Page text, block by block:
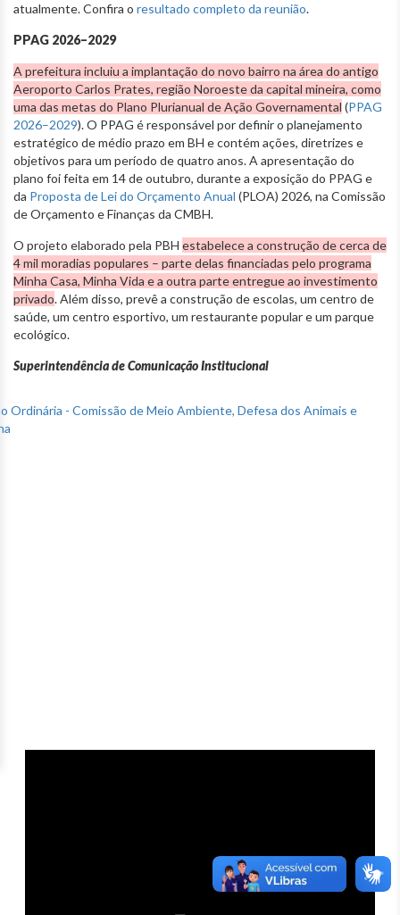
atualmente. Confira o resultado completo da reunião.
PPAG 2026–2029
A prefeitura incluiu a implantação do novo bairro na área do antigo
Aeroporto Carlos Prates, região Noroeste da capital mineira, como
uma das metas do Plano Plurianual de Ação Governamental (PPAG
2026–2029). O PPAG é responsável por definir o planejamento
estratégico de médio prazo em BH e contém ações, diretrizes e
objetivos para um período de quatro anos. A apresentação do
plano foi feita em 14 de outubro, durante a exposição do PPAG e
da Proposta de Lei do Orçamento Anual (PLOA) 2026, na Comissão
de Orçamento e Finanças da CMBH.
O projeto elaborado pela PBH estabelece a construção de cerca de
4 mil moradias populares – parte delas financiadas pelo programa
Minha Casa, Minha Vida e a outra parte entregue ao investimento
privado. Além disso, prevê a construção de escolas, um centro de
saúde, um centro esportivo, um restaurante popular e um parque
ecológico.
Superintendência de Comunicação Institucional